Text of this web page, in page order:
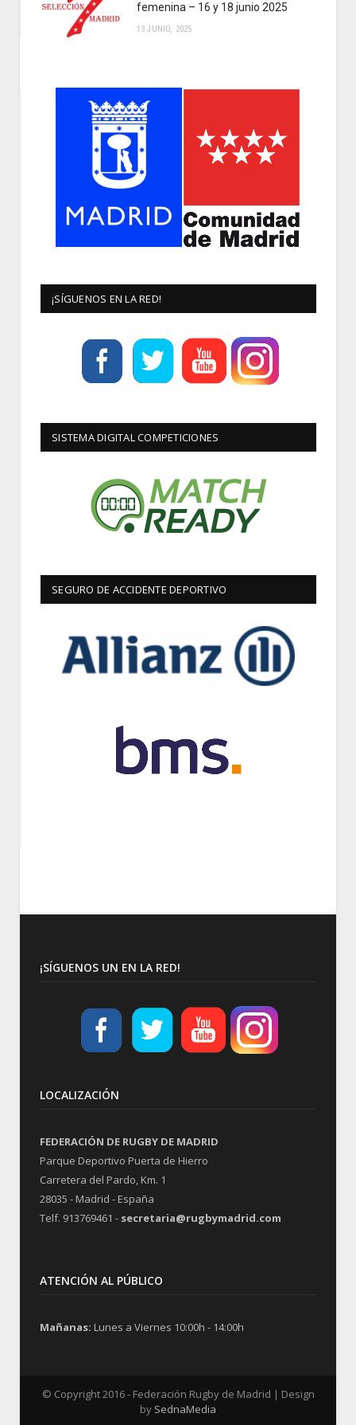
femenina – 16 y 18 junio 2025
13 JUNIO, 2025
¡SÍGUENOS EN LA RED!
SISTEMA DIGITAL COMPETICIONES
SEGURO DE ACCIDENTE DEPORTIVO
¡SÍGUENOS UN EN LA RED!
LOCALIZACIÓN
FEDERACIÓN DE RUGBY DE MADRID
Parque Deportivo Puerta de Hierro
Carretera del Pardo, Km. 1
28035 - Madrid - España
Telf. 913769461 - secretaria@rugbymadrid.com
ATENCIÓN AL PÚBLICO
Mañanas: Lunes a Viernes 10:00h - 14:00h
© Copyright 2016 - Federación Rugby de Madrid | Design
by SednaMedia